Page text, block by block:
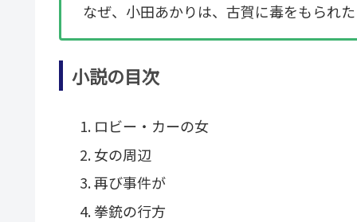
なぜ、小田あかりは、古賀に毒をもられ
小説の目次
ロビー・カーの女
女の周辺
再び事件が
拳銃の行方